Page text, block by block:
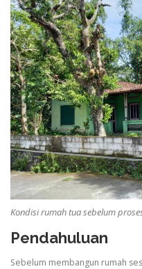
Kondisi rumah tua sebelum
Pendahuluan
Sebelum membangun rumah